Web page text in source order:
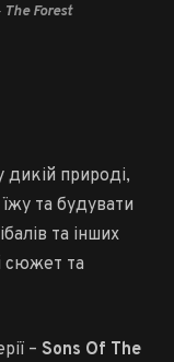
The Forest
природі,
та будувати
та інших
сюжет та
– Sons Of The